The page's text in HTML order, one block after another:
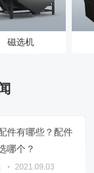
磁选机
件有哪些？配件
哪个？
2021.09.03